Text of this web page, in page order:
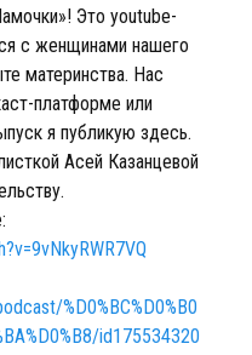
Это youtube-
с женщинами нашего
материнства. Нас
платформе или
я публикую здесь.
Асей Казанцевой
%D0%BC%D0%B0
id175534320